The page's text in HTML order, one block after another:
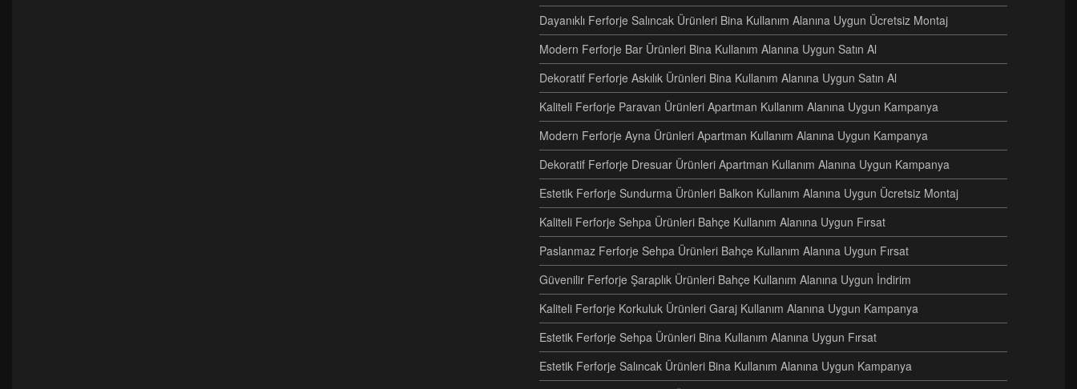
Dayanıklı Ferforje Salıncak Ürünleri Bina Kullanım Alanına Uygun Ücretsiz Montaj
Modern Ferforje Bar Ürünleri Bina Kullanım Alanına Uygun Satın Al
Dekoratif Ferforje Askılık Ürünleri Bina Kullanım Alanına Uygun Satın Al
Kaliteli Ferforje Paravan Ürünleri Apartman Kullanım Alanına Uygun Kampanya
Modern Ferforje Ayna Ürünleri Apartman Kullanım Alanına Uygun Kampanya
Dekoratif Ferforje Dresuar Ürünleri Apartman Kullanım Alanına Uygun Kampanya
Estetik Ferforje Sundurma Ürünleri Balkon Kullanım Alanına Uygun Ücretsiz Montaj
Kaliteli Ferforje Sehpa Ürünleri Bahçe Kullanım Alanına Uygun Fırsat
Paslanmaz Ferforje Sehpa Ürünleri Bahçe Kullanım Alanına Uygun Fırsat
Güvenilir Ferforje Şaraplık Ürünleri Bahçe Kullanım Alanına Uygun İndirim
Kaliteli Ferforje Korkuluk Ürünleri Garaj Kullanım Alanına Uygun Kampanya
Estetik Ferforje Sehpa Ürünleri Bina Kullanım Alanına Uygun Fırsat
Estetik Ferforje Salıncak Ürünleri Bina Kullanım Alanına Uygun Kampanya